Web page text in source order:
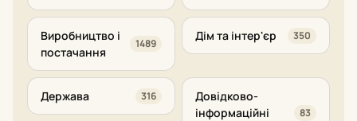
Виробництво і
постачання
1489
Дім та інтер'єр 350
Держава 316
Довідково-
інформаційні
83